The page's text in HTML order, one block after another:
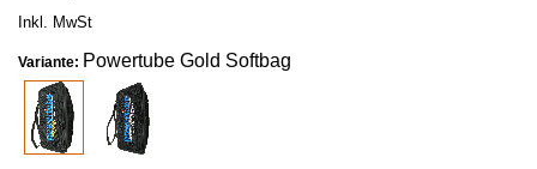
Inkl. MwSt
Variante: Powertube Gold Softbag